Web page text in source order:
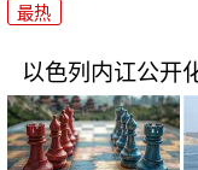
最热
以色列内讧公开